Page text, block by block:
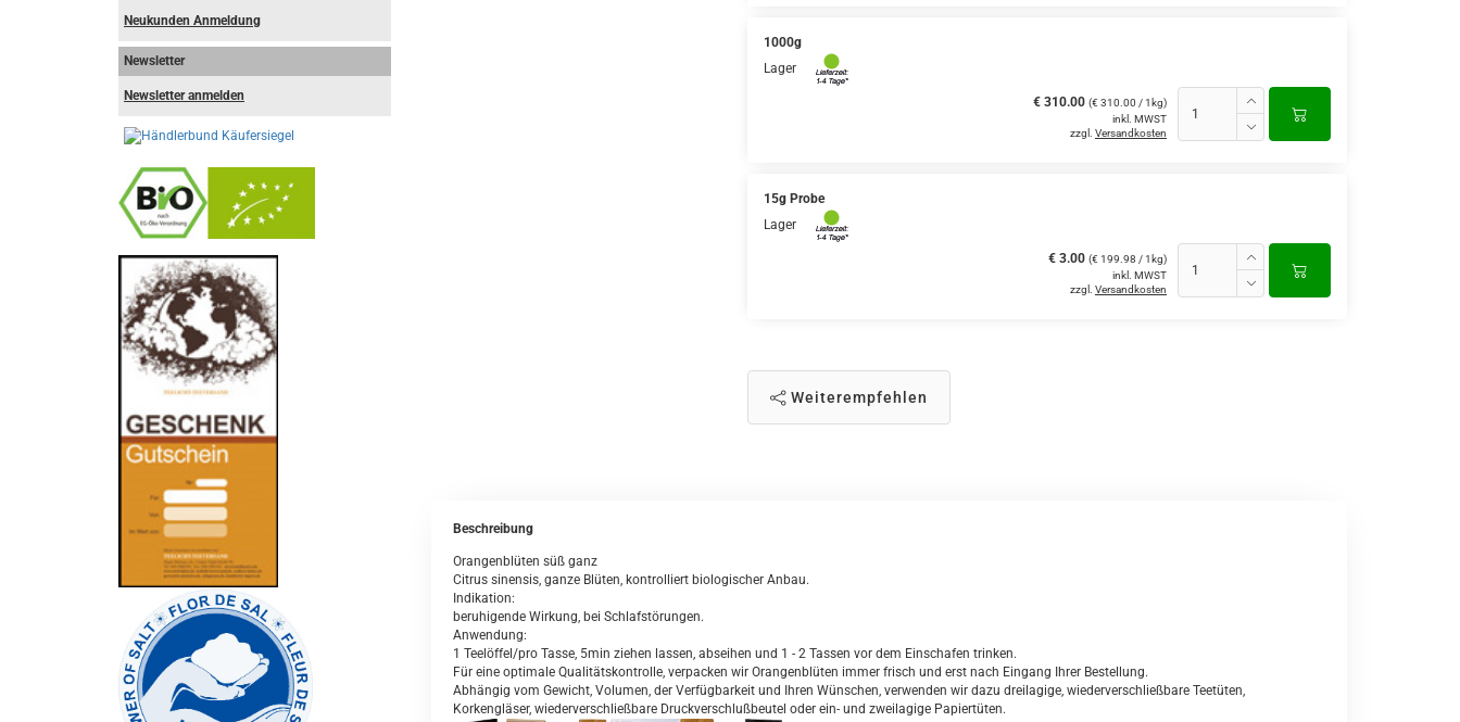
1000g
Lager
€ 310.00 (€ 310.00 / 1kg)
inkl. MWST
zzgl. Versandkosten
15g Probe
Lager
€ 3.00 (€ 199.98 / 1kg)
inkl. MWST
zzgl. Versandkosten
Weiterempfehlen
Beschreibung
Orangenblüten süß ganz
Citrus sinensis, ganze Blüten, kontrolliert biologischer Anbau.
Indikation:
beruhigende Wirkung, bei Schlafstörungen.
Anwendung:
1 Teelöffel/pro Tasse, 5min ziehen lassen, abseihen und 1 - 2 Tassen vor dem Einschafen trinken.
Für eine optimale Qualitätskontrolle, verpacken wir Orangenblüten immer frisch und erst nach Eingang Ihrer Bestellung.
Abhängig vom Gewicht, Volumen, der Verfügbarkeit und Ihren Wünschen, verwenden wir dazu dreilagige, wiederverschließbare Teetüten,
Korkengläser, wiederverschließbare Druckverschlußbeutel oder ein- und zweilagige Papiertüten.
Neukunden Anmeldung
Newsletter
Newsletter anmelden